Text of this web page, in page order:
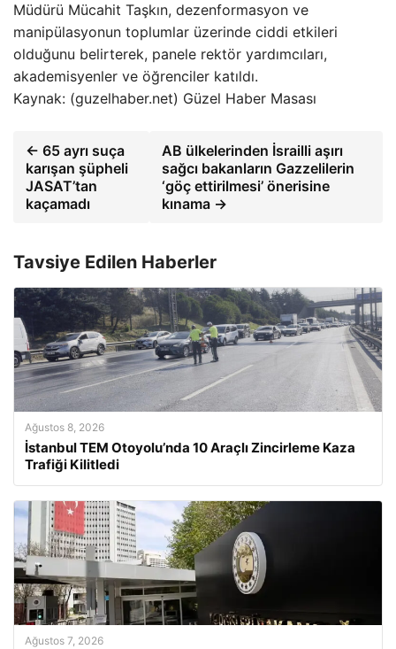
Müdürü Mücahit Taşkın, dezenformasyon ve
manipülasyonun toplumlar üzerinde ciddi etkileri
olduğunu belirterek, panele rektör yardımcıları,
akademisyenler ve öğrenciler katıldı.
Kaynak: (guzelhaber.net) Güzel Haber Masası
← 65 ayrı suça
karışan şüpheli
JASAT’tan
kaçamadı
AB ülkelerinden İsrailli aşırı
sağcı bakanların Gazzelilerin
‘göç ettirilmesi’ önerisine
kınama →
Tavsiye Edilen Haberler
Ağustos 8, 2026
İstanbul TEM Otoyolu’nda 10 Araçlı Zincirleme Kaza
Trafiği Kilitledi
Ağustos 7, 2026